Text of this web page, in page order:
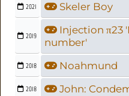
2021 Skeler Boy
2019
Injection π23
number'
2018 Noahmund
2018 John: